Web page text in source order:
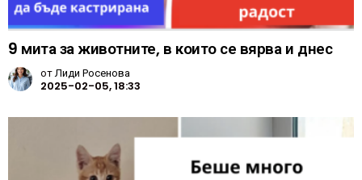
9 мита за животните, в които се вярва и днес
отЛиди Росенова
2025-02-05, 18:33